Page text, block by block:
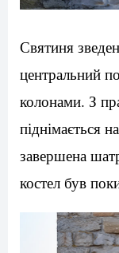
Святиня
центральний
колонами. З
піднімається
завершена
костел був